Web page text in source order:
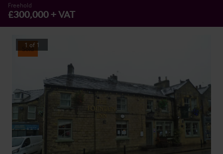
Freehold
£300,000 + VAT
Sold
1 of 1